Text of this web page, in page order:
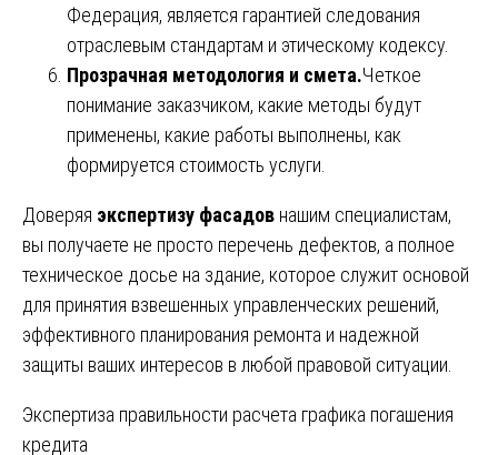
Федерация, является гарантией следования
отраслевым стандартам и этическому кодексу.
Прозрачная методология и смета.Четкое
понимание заказчиком, какие методы будут
применены, какие работы выполнены, как
формируется стоимость услуги.
Доверяя экспертизу фасадов нашим специалистам,
вы получаете не просто перечень дефектов, а полное
техническое досье на здание, которое служит основой
для принятия взвешенных управленческих решений,
эффективного планирования ремонта и надежной
защиты ваших интересов в любой правовой ситуации.
Навигация
Экспертиза правильности расчета графика погашения
кредита